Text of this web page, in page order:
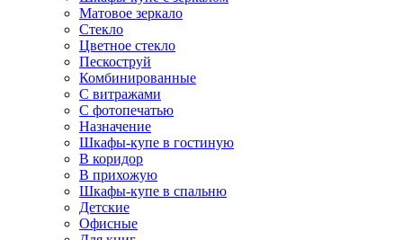
Матовое зеркало
Стекло
Цветное стекло
Пескоструй
Комбинированные
С витражами
С фотопечатью
Назначение
Шкафы-купе в гостиную
В коридор
В прихожую
Шкафы-купе в спальню
Детские
Офисные